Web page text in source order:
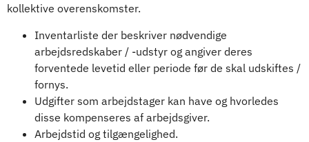
kollektive overenskomster.
Inventarliste der beskriver nødvendige
arbejdsredskaber / -udstyr og angiver deres
forventede levetid eller periode før de skal udskiftes /
fornys.
Udgifter som arbejdstager kan have og hvorledes
disse kompenseres af arbejdsgiver.
Arbejdstid og tilgængelighed.